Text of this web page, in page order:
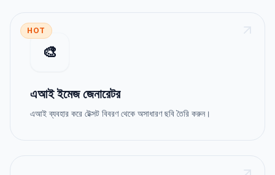
HOT
🎨
এআই ইমেজ জেনারেটর
এআই ব্যবহার করে টেক্সট বিবরণ থেকে অসাধারণ ছবি তৈরি করুন।